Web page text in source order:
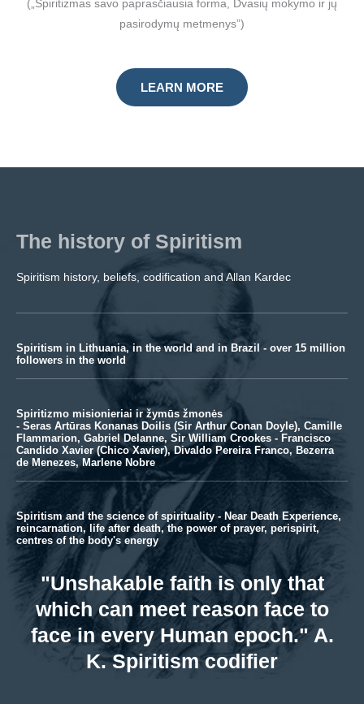
(„Spiritizmas savo paprasčiausia forma, Dvasių mokymo ir jų
pasirodymų metmenys”)
LEARN MORE
The history of Spiritism
Spiritism history, beliefs, codification and Allan Kardec
Spiritism in Lithuania, in the world and in Brazil - over 15 million
followers in the world
Spiritizmo misionieriai ir žymūs žmonės
- Seras Artūras Konanas Doilis (Sir Arthur Conan Doyle), Camille
Flammarion, Gabriel Delanne, Sir William Crookes - Francisco
Candido Xavier (Chico Xavier), Divaldo Pereira Franco, Bezerra
de Menezes, Marlene Nobre
Spiritism and the science of spirituality - Near Death Experience,
reincarnation, life after death, the power of prayer, perispirit,
centres of the body's energy
"Unshakable faith is only that
which can meet reason face to
face in every Human epoch." A.
K. Spiritism codifier